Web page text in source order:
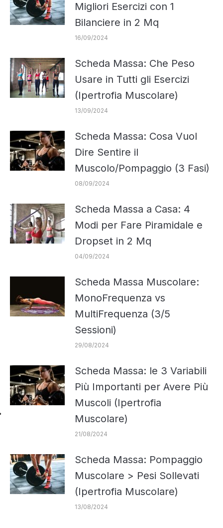
Migliori Esercizi con 1
Bilanciere in 2 Mq
16/09/2024
Scheda Massa: Che Peso
Usare in Tutti gli Esercizi
(Ipertrofia Muscolare)
13/09/2024
Scheda Massa: Cosa Vuol
Dire Sentire il
Muscolo/Pompaggio (3 Fasi)
08/09/2024
Scheda Massa a Casa: 4
Modi per Fare Piramidale e
Dropset in 2 Mq
04/09/2024
Scheda Massa Muscolare:
MonoFrequenza vs
MultiFrequenza (3/5
Sessioni)
29/08/2024
Scheda Massa: le 3 Variabili
Più Importanti per Avere Più
Muscoli (Ipertrofia
Muscolare)
21/08/2024
Scheda Massa: Pompaggio
Muscolare > Pesi Sollevati
(Ipertrofia Muscolare)
13/08/2024